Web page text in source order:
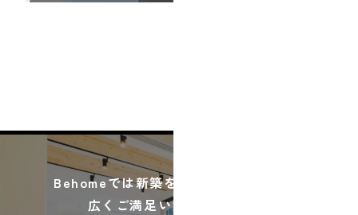
Behomeでは新築をお考えの方以外にも
広くご満足いただくために、